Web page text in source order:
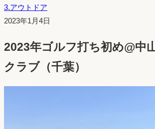
3.アウトドア
投
日：
2023年1月4日
2023年ゴルフ打ち初め@中
クラブ（千葉）